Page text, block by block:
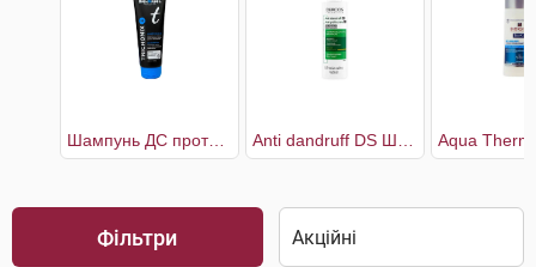
Шампунь ДС проти легкої і помірної лупи
Фільтри